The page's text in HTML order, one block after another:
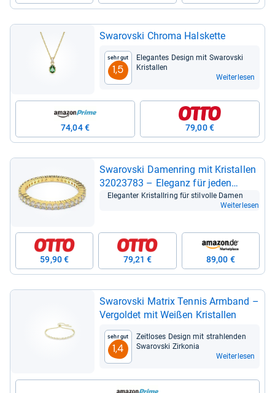
Swarovski Chroma Hals­kette
Sehr gut
1,5
Ele­gan­tes Design mit Swarovski
Kris­tal­len
Weiterlesen
74,04 € 79,00 €
Swarovski Damen­ring mit Kris­tal­len
32023783 – Ele­ganz für jeden
Anlass
Ele­gan­ter Kris­tall­ring für stil­volle Damen
Weiterlesen
59,90 € 79,21 € 89,00 €
Swarovski Matrix Ten­nis Arm­band –
Ver­gol­det mit Wei­ßen Kris­tal­len
Sehr gut
1,4
Zeit­lo­ses Design mit strah­len­den
Swarovski Zir­ko­nia
Weiterlesen